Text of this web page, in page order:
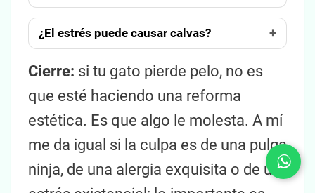
¿El estrés puede causar calvas?
Cierre: si tu gato pierde pelo, no es
que esté haciendo una reforma
estética. Es que algo le molesta. A mí
me da igual si la culpa es de una pulga
ninja, de una alergia exquisita o de un